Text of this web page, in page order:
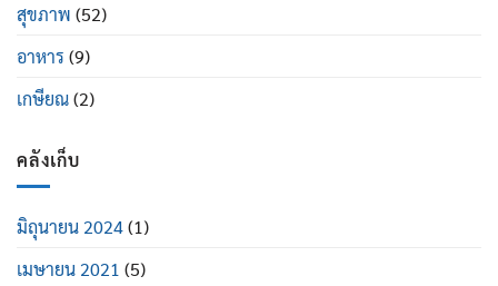
สุขภาพ (52)
อาหาร (9)
เกษียณ(2)
คลังเก็บ
มิถุนายน 2024(1)
เมษายน 2021 (5)